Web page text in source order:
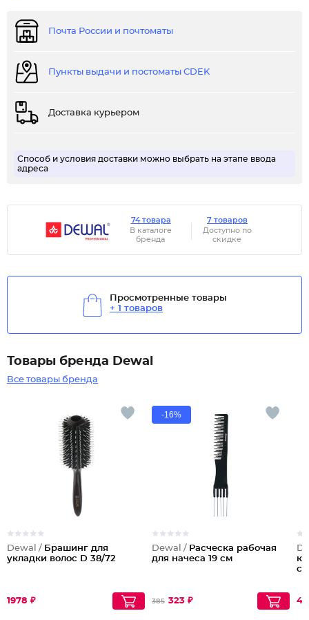
Почта России и почтоматы
Пункты выдачи и постоматы CDEK
Доставка курьером
Способ и условия доставки можно выбрать на этапе ввода
адреса
74 товара
В каталоге
бренда
7 товаров
Доступно по
скидке
Просмотренные товары
+ 1 товаров
Товары бренда Dewal
Все товары бренда
Dewal / Брашинг для
укладки волос D 38/72
1978 ₽
-16%
Dewal / Расческа рабочая
для начеса 19 см
385 323 ₽
см